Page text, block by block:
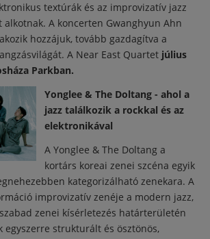
textúrák és az improvizatív jazz
alkotnak. A koncerten Gwanghyun Ahn
hozzájuk, tovább gazdagítva a
A Near East Quartet július
Parkban.
Yonglee & The Doltang - ahol a
jazz találkozik a rockkal és az
elektronikával
A Yonglee & The Doltang a
kortárs koreai zenei szcéna egyik
kategorizálható zenekara. A
improvizatív zenéje a modern jazz,
zenei kísérletezés határterületén
egyszerre strukturált és ösztönös,